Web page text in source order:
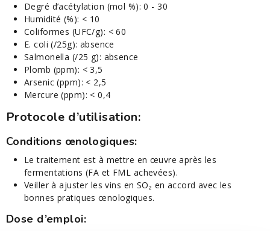
Degré d’acétylation (mol %): 0 - 30
Humidité (%): < 10
Coliformes (UFC/g): < 60
E. coli (/25g): absence
Salmonella (/25 g): absence
Plomb (ppm): < 3,5
Arsenic (ppm): < 2,5
Mercure (ppm): < 0,4
Protocole d’utilisation:
Conditions œnologiques:
Le traitement est à mettre en œuvre après les
fermentations (FA et FML achevées).
Veiller à ajuster les vins en SO₂ en accord avec les
bonnes pratiques œnologiques.
Dose d’emploi: